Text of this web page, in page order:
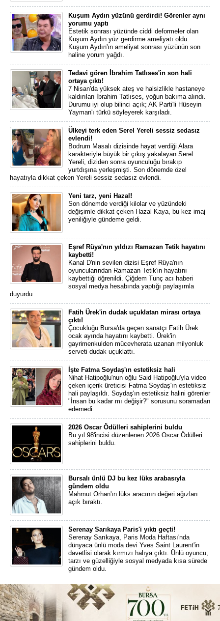
Kuşum Aydın yüzünü gerdirdi! Görenler aynı
yorumu yaptı
Estetik sonrası yüzünde ciddi deformeler olan
Kuşum Aydın yüz gerdirme ameliyatı oldu.
Kuşum Aydın'ın ameliyat sonrası yüzünün son
haline yorum yağdı.
Tedavi gören İbrahim Tatlıses'in son hali
ortaya çıktı!
7 Nisan'da yüksek ateş ve halsizlikle hastaneye
kaldırılan İbrahim Tatlıses, yoğun bakıma alındı.
Durumu iyi olup bilinci açık; AK Parti'li Hüseyin
Yayman'ı türkü söyleyerek karşıladı.
Ülkeyi terk eden Serel Yereli sessiz sedasız
evlendi!
Bodrum Masalı dizisinde hayat verdiği Alara
karakteriyle büyük bir çıkış yakalayan Serel
Yereli, diziden sonra oyunculuğu bırakıp
yurtdışına yerleşmişti. Son dönemde özel
hayatıyla dikkat çeken Yereli sessiz sedasız evlendi.
Yeni tarz, yeni Hazal!
Son dönemde verdiği kilolar ve yüzündeki
değişimle dikkat çeken Hazal Kaya, bu kez imaj
yeniliğiyle gündeme geldi.
Eşref Rüya'nın yıldızı Ramazan Tetik hayatını
kaybetti!
Kanal D'nin sevilen dizisi Eşref Rüya'nın
oyuncularından Ramazan Tetik'in hayatını
kaybettiği öğrenildi. Çiğdem Tunç acı haberi
sosyal medya hesabında yaptığı paylaşımla
duyurdu.
Fatih Ürek'in dudak uçuklatan mirası ortaya
çıktı!
Çocukluğu Bursa'da geçen sanatçı Fatih Ürek
ocak ayında hayatını kaybetti. Ürek'in
gayrimenkulden mücevherata uzanan milyonluk
serveti dudak uçuklattı.
İşte Fatma Soydaş'ın estetiksiz hali
Nihat Hatipoğlu'nun oğlu Said Hatipoğlu'yla video
çeken içerik üreticisi Fatma Soydaş'ın estetiksiz
hali paylaşıldı. Soydaş'ın estetiksiz halini görenler
"İnsan bu kadar mı değişir?" sorusunu soramadan
edemedi.
2026 Oscar Ödülleri sahiplerini buldu
Bu yıl 98'incisi düzenlenen 2026 Oscar Ödülleri
sahiplerini buldu.
Bursalı ünlü DJ bu kez lüks arabasıyla
gündem oldu
Mahmut Orhan'ın lüks aracının değeri ağızları
açık bıraktı.
Serenay Sarıkaya Paris'i yıktı geçti!
Serenay Sarıkaya, Paris Moda Haftası'nda
dünyaca ünlü moda devi Yves Saint Laurent'in
davetlisi olarak kırmızı halıya çıktı. Ünlü oyuncu,
tarzı ve güzelliğiyle sosyal medyada kısa sürede
gündem oldu.